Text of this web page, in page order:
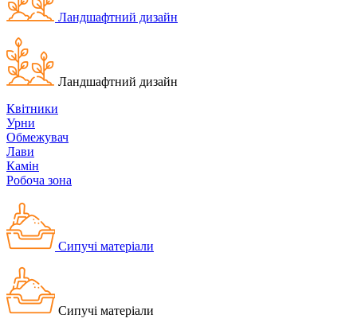
Ландшафтний дизайн
Ландшафтний дизайн
Квітники
Урни
Обмежувач
Лави
Камін
Робоча зона
Сипучі матеріали
Сипучі матеріали